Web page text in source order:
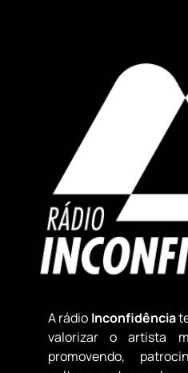
A rádio Inconfidência
valorizar o artista
promovendo,